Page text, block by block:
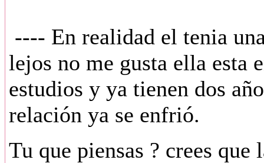
---- En realidad el tenia
lejos no me gusta ella esta
estudios y ya tienen dos
relación ya se enfrió.
Tu que piensas ? crees que